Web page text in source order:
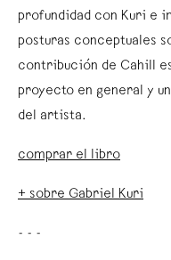
profundidad con Kuri e
posturas conceptuales
contribución de Cahill
proyecto en general y
del artista.
comprar el libro
+ sobre Gabriel Kuri
- - -